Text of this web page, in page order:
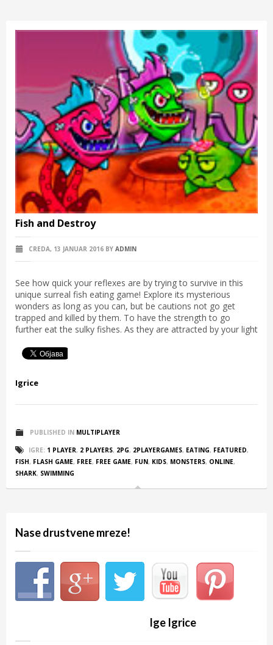
Fish and Destroy
CREDA, 13 JANUAR 2016 BY ADMIN
See how quick your reflexes are by trying to survive in this
unique surreal fish eating game! Explore its mysterious
wonders as long as you can, but be cautions not go get
trapped and killed by them. To have the strength to go
further eat the sulky fishes. As they are attracted by your light
Igrice
PUBLISHED IN MULTIPLAYER
IGRE: 1 PLAYER, 2 PLAYERS, 2PG, 2PLAYERGAMES, EATING, FEATURED,
FISH, FLASH GAME, FREE, FREE GAME, FUN, KIDS, MONSTERS, ONLINE,
SHARK, SWIMMING
Nase drustvene mreze!
Ige Igrice